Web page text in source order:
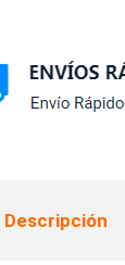
Descripción